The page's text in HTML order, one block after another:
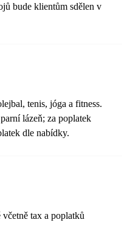
bude klientům sdělen v
tenis, jóga a fitness.
lázeň; za poplatek
dle nabídky.
tax a poplatků